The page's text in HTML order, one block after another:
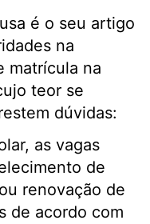
é o seu artigo
na
matrícula na
teor se
dúvidas:
as vagas
de
renovação de
de acordo com